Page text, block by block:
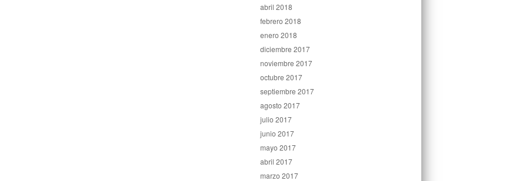
abril 2018
febrero 2018
enero 2018
diciembre 2017
noviembre 2017
octubre 2017
septiembre 2017
agosto 2017
julio 2017
junio 2017
mayo 2017
abril 2017
marzo 2017